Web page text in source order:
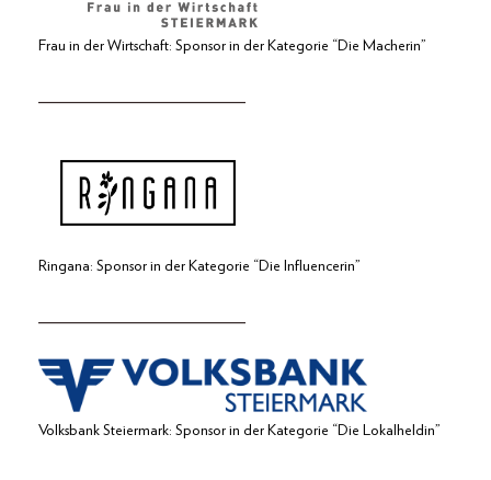
Frau in der Wirtschaft: Sponsor in der Kategorie “Die Macherin”
_____________________
Ringana: Sponsor in der Kategorie “Die Influencerin”
_____________________
Volksbank Steiermark: Sponsor in der Kategorie “Die Lokalheldin”